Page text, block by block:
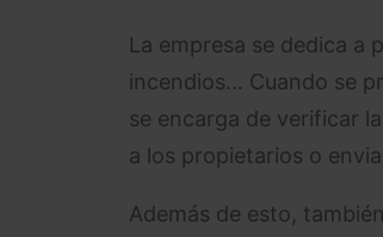
La empresa se dedica a
incendios… Cuando se
se encarga de verificar
a los propietarios o
Además de esto,